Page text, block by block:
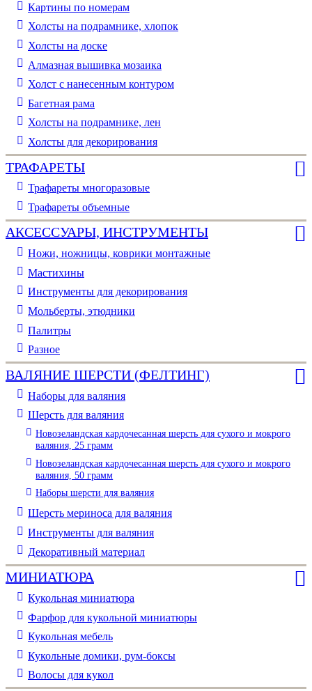
Картины по номерам
Холсты на подрамнике, хлопок
Холсты на доске
Алмазная вышивка мозаика
Холст с нанесенным контуром
Багетная рама
Холсты на подрамнике, лен
Холсты для декорирования
ТРАФАРЕТЫ
Трафареты многоразовые
Трафареты объемные
АКСЕССУАРЫ, ИНСТРУМЕНТЫ
Ножи, ножницы, коврики монтажные
Мастихины
Инструменты для декорирования
Мольберты, этюдники
Палитры
Разное
ВАЛЯНИЕ ШЕРСТИ (ФЕЛТИНГ)
Наборы для валяния
Шерсть для валяния
Новозеландская кардочесанная шерсть для сухого и мокрого
валяния, 25 грамм
Новозеландская кардочесанная шерсть для сухого и мокрого
валяния, 50 грамм
Наборы шерсти для валяния
Шерсть мериноса для валяния
Инструменты для валяния
Декоративный материал
МИНИАТЮРА
Кукольная миниатюра
Фарфор для кукольной миниатюры
Кукольная мебель
Кукольные домики, рум-боксы
Волосы для кукол